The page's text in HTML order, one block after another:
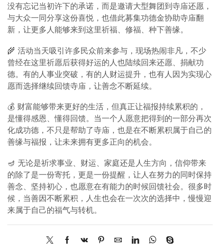
没有忘记当初许下的承诺，而是邀请大型舞团到寺庙还愿，
与大众一同分享这份喜悦，也借此募集功德金协助寺庙翻
新，让更多人能够来到这里祈福、修福、种下善缘。
🌾 活动当天吸引许多民众前来参与，现场热闹非凡，不少
曾经在这里祈愿后获得好运的人也陆续回来还愿、捐献功
德。有的人事业突破，有的人财运提升，也有人因为实现心
愿而选择继续回馈寺庙，让善念不断延续。
💰 财富能够带来更好的生活，但真正让福报持续累积的，
是懂得感恩、懂得回馈。当一个人愿意把得到的一部分再次
化成功德，不只是帮助了寺庙，也是在不断累积属于自己的
善缘与福报，让未来拥有更多正向的机会。
🪔 无论是祈求事业、财运、家庭还是人生方向，信仰带来
的除了是一份寄托，更是一份提醒，让人在努力的同时保持
善念、坚持初心，也愿意在有能力的时候回馈社会。很多时
候，当善因不断累积，人生也会在一次次的选择中，慢慢迎
来属于自己的福气与转机。